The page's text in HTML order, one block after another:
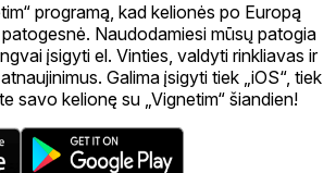
programą, kad kelionės po Europą
Naudodamiesi mūsų patogia
įsigyti el. Vinties, valdyti rinkliavas ir
Galima įsigyti tiek „iOS“, tiek
savo kelionę su „Vignetim“ šiandien!